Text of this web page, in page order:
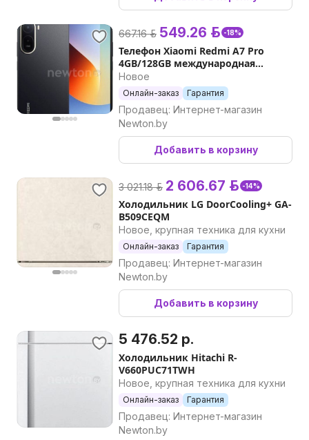
667.16 р. 549.26 р. -18%
Телефон Xiaomi Redmi A7 Pro
4GB/128GB международная
версия (черный)
Новое
Онлайн-заказ Гарантия
Продавец: Интернет-магазин
Newton.by
Добавить в корзину
3 021.18 р. 2 606.67 р. -14%
Холодильник LG DoorCooling+ GA-
B509CEQM
Новое, крупная техника для кухни
Онлайн-заказ Гарантия
Продавец: Интернет-магазин
Newton.by
Добавить в корзину
5 476.52 р.
Холодильник Hitachi R-
V660PUC71TWH
Новое, крупная техника для кухни
Онлайн-заказ Гарантия
Продавец: Интернет-магазин
Newton.by